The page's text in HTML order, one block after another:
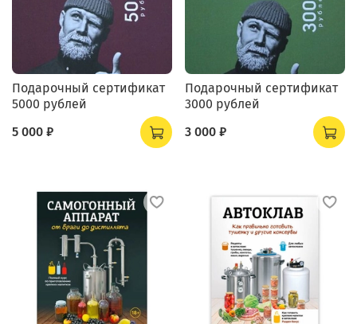
Подарочный сертификат
5000 рублей
5 000 ₽
Подарочный сертификат
3000 рублей
3 000 ₽